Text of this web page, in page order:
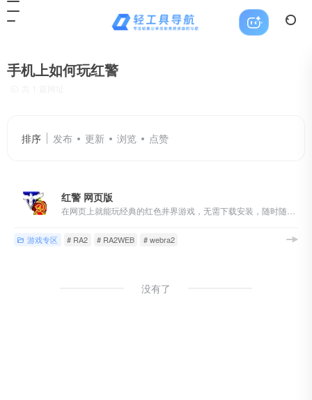
手机上如何玩红警
排序 发布 更新 浏览 点赞
红警 网页版
游戏专区 # RA2 # RA2WEB # webra2
没有了